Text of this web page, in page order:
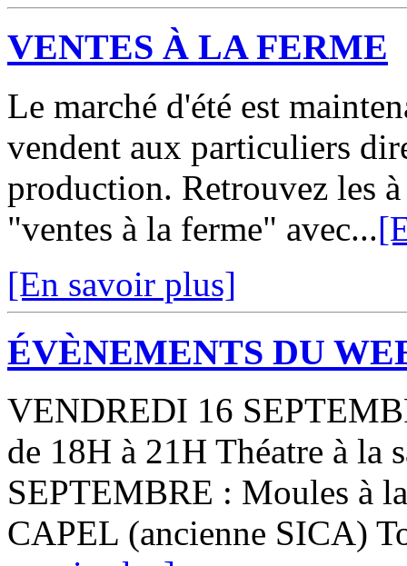
VENTES À LA FERME
Le marché d'été est
vendent aux particuliers
production. Retrouvez les
"ventes à la ferme" avec...
[En savoir plus]
ÉVÈNEMENTS DU
VENDREDI 16
de 18H à 21H Théatre à la
SEPTEMBRE : Moules à
CAPEL (ancienne SICA)